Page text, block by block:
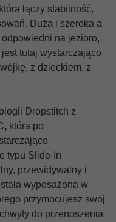
łączy stabilność,
Duża i szeroka a
na jezioro,
tutaj wystarczająco
z dzieckiem, z
Dropstitch z
, która po
typu Slide-In
przewidywalny i
wyposażona w
przymocujesz swój
do przenoszenia